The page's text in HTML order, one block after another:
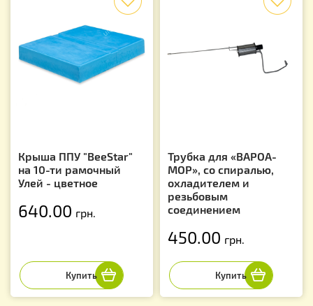
Крыша ППУ "BeeStar"
на 10-ти рамочный
Улей - цветное
640.00 грн.
Трубка для «ВАРОА-
МОР», со спиралью,
охладителем и
резьбовым
соединением
450.00 грн.